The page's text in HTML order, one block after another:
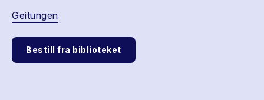
Geitungen
Bestill fra biblioteket